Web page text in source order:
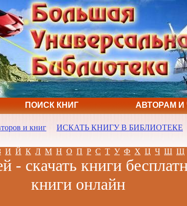
ПОИСК КНИГ АВТОРАМ И
и книг ИСКАТЬ КНИГУ В БИБЛИОТЕКЕ
И Й К Л М Н О П Р С Т У Ф Х Ц Ч Ш Щ
- скачать книги
книги онлайн